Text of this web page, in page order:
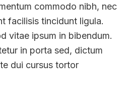
commodo nibh, nec
facilisis tincidunt ligula.
vitae ipsum in bibendum.
in porta sed, dictum
dui cursus tortor